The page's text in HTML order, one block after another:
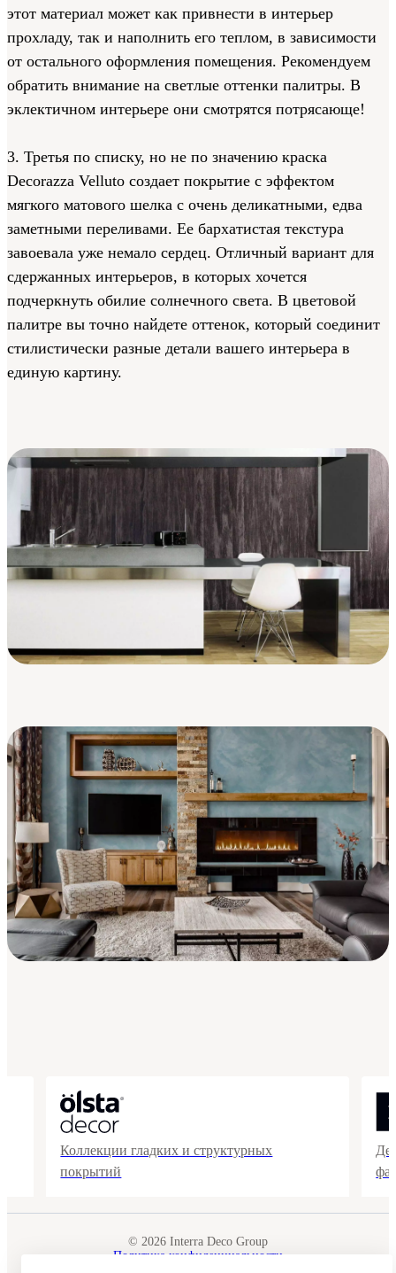
этот материал может как привнести в интерьер
прохладу, так и наполнить его теплом, в зависимости
от остального оформления помещения. Рекомендуем
обратить внимание на светлые оттенки палитры. В
эклектичном интерьере они смотрятся потрясающе!
3. Третья по списку, но не по значению краска
Decorazza Velluto создает покрытие с эффектом
мягкого матового шелка с очень деликатными, едва
заметными переливами. Ее бархатистая текстура
завоевала уже немало сердец. Отличный вариант для
сдержанных интерьеров, в которых хочется
подчеркнуть обилие солнечного света. В цветовой
палитре вы точно найдете оттенок, который соединит
стилистически разные детали вашего интерьера в
единую картину.
Коллекции гладких и структурных
покрытий
© 2026 Interra Deco Group
Политика конфиденциальности